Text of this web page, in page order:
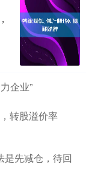
企业”
转股溢价率
是先减仓，待回